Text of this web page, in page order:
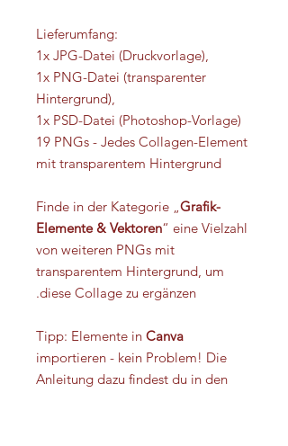
Lieferumfang:
1x JPG-Datei (Druckvorlage),
1x PNG-Datei (transparenter
Hintergrund),
1x PSD-Datei (Photoshop-Vorlage)
19 PNGs - Jedes Collagen-Element
mit transparentem Hintergrund
Finde in der Kategorie „Grafik-
Elemente & Vektoren“ eine Vielzahl
von weiteren PNGs mit
transparentem Hintergrund, um
diese Collage zu ergänzen.
Tipp: Elemente in Canva
importieren - kein Problem! Die
Anleitung dazu findest du in den